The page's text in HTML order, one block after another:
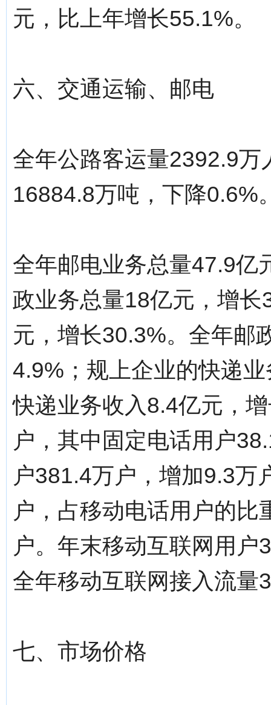
元，比上年增长55.1%。
六、交通运输、邮电
全年公路客运量2392.9
16884.8万吨，下降0.6%
全年邮电业务总量47.9亿
政业务总量18亿元，增
元，增长30.3%。全年邮
4.9%；规上企业的快递
快递业务收入8.4亿元，
户，其中固定电话用户
户381.4万户，增加9.3万
户，占移动电话用户的
户。年末移动互联网用
全年移动互联网接入流量
七、市场价格